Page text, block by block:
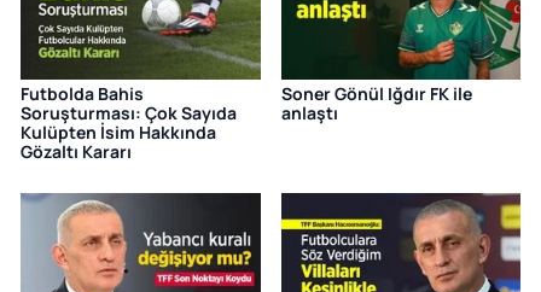
Futbolda Bahis
Soruşturması: Çok Sayıda
Kulüpten İsim Hakkında
Gözaltı Kararı
Soner Gönül Iğdır FK ile
anlaştı